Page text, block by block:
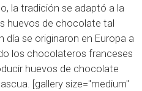
la tradición se adaptó a la
huevos de chocolate tal
se originaron en Europa a
los chocolateros franceses
huevos de chocolate
[gallery size="medium"